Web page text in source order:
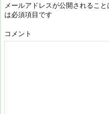
メールアドレスが公開されること
は必須項目です
コメント